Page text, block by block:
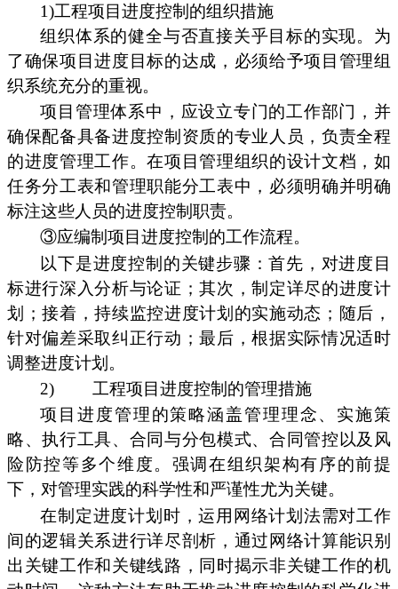
1)工程项目进度控制的组织措施
组织体系的健全与否直接关乎目标的实现。为
了确保项目进度目标的达成，必须给予项目管理组
织系统充分的重视。
项目管理体系中，应设立专门的工作部门，并
确保配备具备进度控制资质的专业人员，负责全程
的进度管理工作。在项目管理组织的设计文档，如
任务分工表和管理职能分工表中，必须明确并明确
标注这些人员的进度控制职责。
③应编制项目进度控制的工作流程。
以下是进度控制的关键步骤：首先，对进度目
标进行深入分析与论证；其次，制定详尽的进度计
划；接着，持续监控进度计划的实施动态；随后，
针对偏差采取纠正行动；最后，根据实际情况适时
调整进度计划。
2)
工程项目进度控制的管理措施
项目进度管理的策略涵盖管理理念、实施策
略、执行工具、合同与分包模式、合同管控以及风
险防控等多个维度。强调在组织架构有序的前提
下，对管理实践的科学性和严谨性尤为关键。
在制定进度计划时，运用网络计划法需对工作
间的逻辑关系进行详尽剖析，通过网络计算能识别
出关键工作和关键线路，同时揭示非关键工作的机